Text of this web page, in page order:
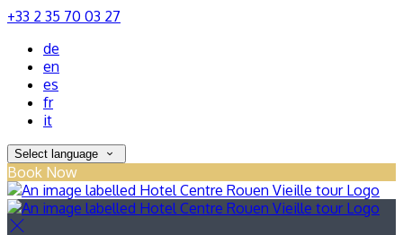
+33 2 35 70 03 27
de
en
es
fr
it
Select language
Book Now